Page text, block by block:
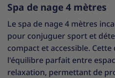
Spa de nage 4 mètres
Le spa de nage 4 mètres
pour conjuguer sport et
compact et accessible.
l'équilibre parfait entre
relaxation, permettant de